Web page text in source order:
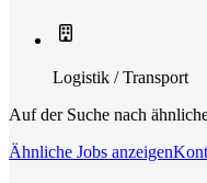
Logistik / Transport
Auf der Suche nach
Ähnliche Jobs anzeigen